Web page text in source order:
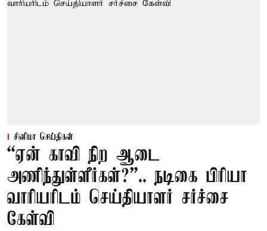
சினிமா செய்திகள்
“ஏன் காவி நிற ஆடை
அணிந்துள்ளீர்கள்?”.. நடிகை பிரியா
வாரியரிடம் செய்தியாளர் சர்ச்சை
கேள்வி